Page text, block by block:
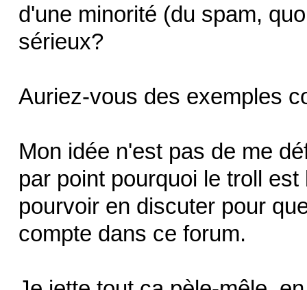
d'une minorité (du spam,
sérieux?
Auriez-vous des exemples
Mon idée n'est pas de me
par point pourquoi le troll
pourvoir en discuter pour
compte dans ce forum.